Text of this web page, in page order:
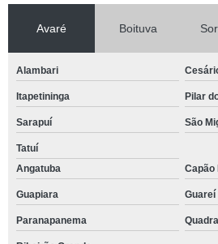
Avaré Boituva
Alambari
Itapetininga Pilar
Sarapuí São
Tatuí
Angatuba
Capão
Guapiara Guareí
Paranapanema Quadra